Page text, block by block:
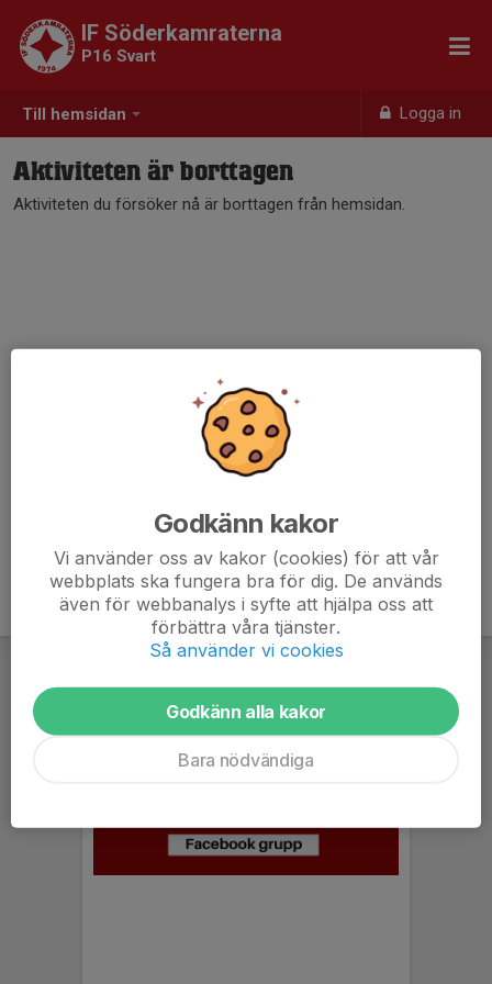
Till hemsidan Logga in
IF Söderkamraterna
P16 Svart
Aktiviteten är borttagen
Aktiviteten du försöker nå är borttagen från hemsidan.
Godkänn kakor
Vi använder oss av kakor (cookies) för att vår
webbplats ska fungera bra för dig. De används
även för webbanalys i syfte att hjälpa oss att
förbättra våra tjänster.
Så använder vi cookies
Godkänn alla kakor
Bara nödvändiga